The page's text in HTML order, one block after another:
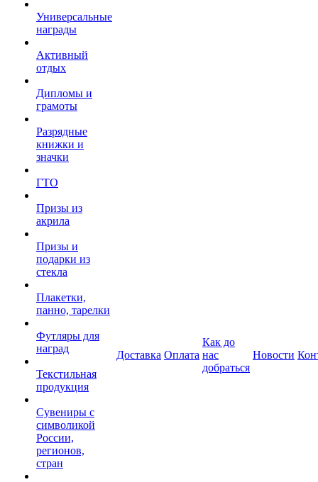
Универсальные
награды
Активный
отдых
Дипломы и
грамоты
Разрядные
книжки и
значки
ГТО
Призы из
акрила
Призы и
подарки из
стекла
Плакетки,
панно, тарелки
Футляры для
наград
Текстильная
продукция
Сувениры с
символикой
России,
регионов,
стран
Доставка Оплата
Как до
нас
добраться
Новости